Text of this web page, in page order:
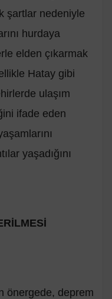
şartlar nedeniyle
hurdaya
elden çıkarmak
Hatay gibi
ulaşım
ifade eden
yaşadığını
önergede, deprem